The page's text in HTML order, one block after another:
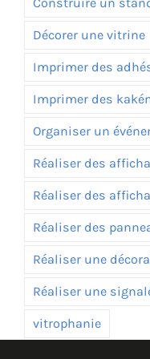
Construire un
Décorer une vitrine
Imprimer des
Imprimer des
Organiser un
Réaliser des
Réaliser des
Réaliser des
Réaliser une
Réaliser une
vitrophanie